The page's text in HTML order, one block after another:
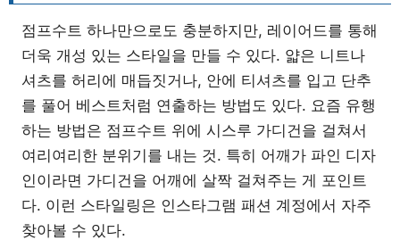
점프수트 하나만으로도 충분하지만, 레이어드를 통해
더욱 개성 있는 스타일을 만들 수 있다. 얇은 니트나
셔츠를 허리에 매듭짓거나, 안에 티셔츠를 입고 단추
를 풀어 베스트처럼 연출하는 방법도 있다. 요즘 유행
하는 방법은 점프수트 위에 시스루 가디건을 걸쳐서
여리여리한 분위기를 내는 것. 특히 어깨가 파인 디자
인이라면 가디건을 어깨에 살짝 걸쳐주는 게 포인트
다. 이런 스타일링은 인스타그램 패션 계정에서 자주
찾아볼 수 있다.